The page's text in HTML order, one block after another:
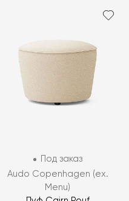
Под заказ
Audo Copenhagen (ex.
Menu)